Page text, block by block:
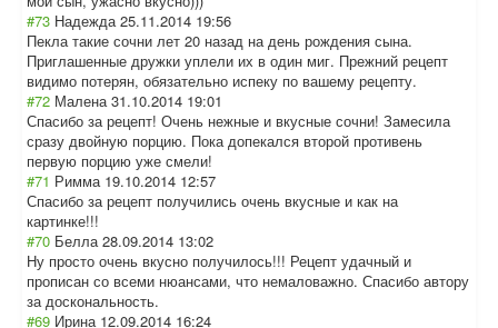
#73 Надежда 25.11.2014 19:56
Пекла такие сочни лет 20 назад на день рождения сына.
Приглашенные дружки уплели их в один миг. Прежний рецепт
видимо потерян, обязательно испеку по вашему рецепту.
#72 Малена 31.10.2014 19:01
Спасибо за рецепт! Очень нежные и вкусные сочни! Замесила
сразу двойную порцию. Пока допекался второй противень
первую порцию уже смели!
#71 Римма 19.10.2014 12:57
Спасибо за рецепт получились очень вкусные и как на
картинке!!!
#70 Белла 28.09.2014 13:02
Ну просто очень вкусно получилось!!! Рецепт удачный и
прописан со всеми нюансами, что немаловажно. Спасибо автору
за доскональность.
#69 Ирина 12.09.2014 16:24